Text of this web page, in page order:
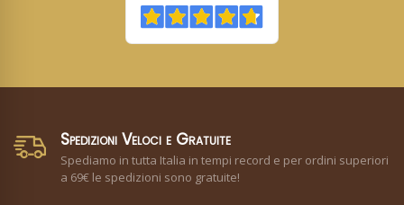
Spedizioni Veloci e Gratuite
Spediamo in tutta Italia in tempi record e per ordini superiori
a 69€ le spedizioni sono gratuite!